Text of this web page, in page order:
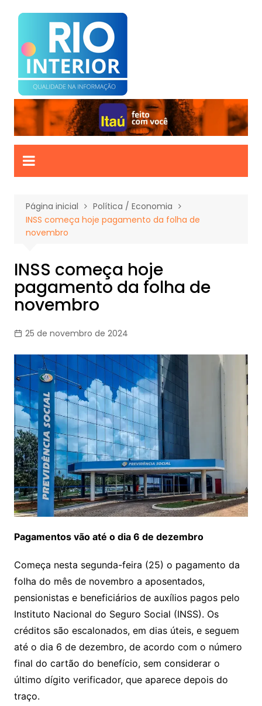
para
conteúdo
Página inicial
Política / Economia
INSS começa hoje pagamento da folha de
novembro
INSS começa hoje
pagamento da folha de
novembro
25 de novembro de 2024
Pagamentos vão até o dia 6 de dezembro
Começa nesta segunda-feira (25) o pagamento da
folha do mês de novembro a aposentados,
pensionistas e beneficiários de auxílios pagos pelo
Instituto Nacional do Seguro Social (INSS). Os
créditos são escalonados, em dias úteis, e seguem
até o dia 6 de dezembro, de acordo com o número
final do cartão do benefício, sem considerar o
último dígito verificador, que aparece depois do
traço.